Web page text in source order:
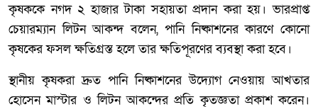
কৃষককে নগদ ২ হাজার টাকা সহায়তা প্রদান করা হয়। ভারপ্রাপ্ত
চেয়ারম্যান লিটন আকন্দ বলেন, পানি নিষ্কাশনের কারণে কোনো
কৃষকের ফসল ক্ষতিগ্রস্ত হলে তার ক্ষতিপূরণের ব্যবস্থা করা হবে।
স্থানীয় কৃষকরা দ্রুত পানি নিষ্কাশনের উদ্যোগ নেওয়ায় আখতার
হোসেন মাস্টার ও লিটন আকন্দের প্রতি কৃতজ্ঞতা প্রকাশ করেন।